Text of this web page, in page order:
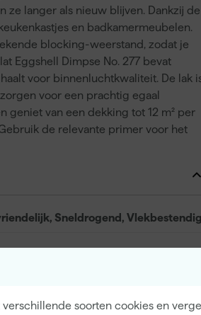
soorten cookies en
ze langer als nieuw blijven. Dankzij de
en badkamermeubelen.
blocking-weerstand, zodat je
Eggshell Dimpse No. 277 bevat
voor binnenluchtkwaliteit. De lak
voor een prachtig egaal
geniet van een dekking tot 12 m² per
de relevante primer voor het
Sneldrogend, Vlekbestendig